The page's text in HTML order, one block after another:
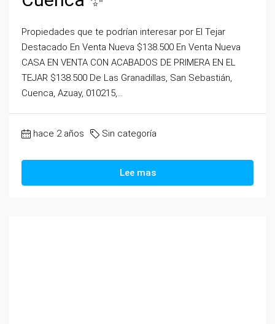
Propiedades que te podrían interesar por El Tejar
Destacado En Venta Nueva $138.500 En Venta Nueva
CASA EN VENTA CON ACABADOS DE PRIMERA EN EL
TEJAR $138.500 De Las Granadillas, San Sebastián,
Cuenca, Azuay, 010215,...
hace 2 años Sin categoría
Lee mas